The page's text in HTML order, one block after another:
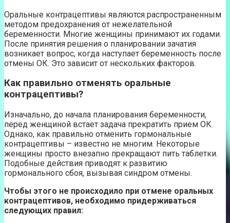
Оральные контрацептивы являются распространенным
методом предохранения от нежелательной
беременности. Многие женщины принимают их годами.
После принятия решения о планировании зачатия
возникает вопрос, когда наступает беременность после
отмены ОК. Это зависит от нескольких факторов.
Как правильно отменять оральные
контрацептивы?
Изначально, до начала планирования беременности,
перед женщиной встает задача прекратить прием ОК.
Однако, как правильно отменить гормональные
контрацептивы – известно не многим. Некоторые
женщины просто внезапно прекращают пить таблетки.
Подобные действия приводят к развитию
гормонального сбоя, вызывая синдром отмены.
Чтобы этого не происходило при отмене оральных
контрацептивов, необходимо придерживаться
следующих правил: